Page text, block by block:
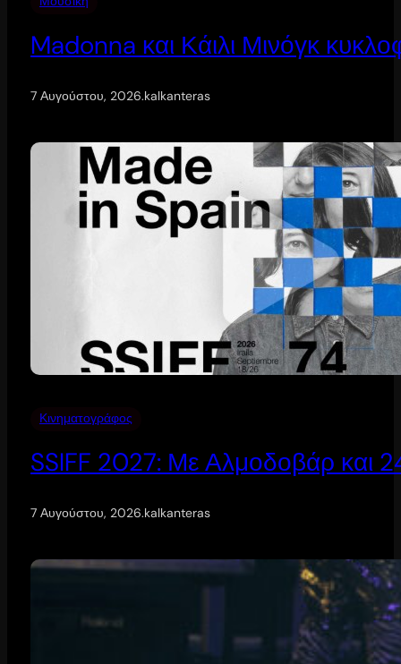
Madonna και Κάιλι Μινόγκ
7 Αυγούστου, 2026.kalkanteras
Κινηματογράφος
SSIFF 2027: Με Αλμοδοβάρ και 24
7 Αυγούστου, 2026.kalkanteras